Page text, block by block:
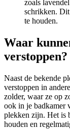
zoals
schrikken.
te houden.
Waar
verstoppen?
Naast de bekende
verstoppen in
zolder, waar ze op
ook in je badkamer
plekken zijn. Het is
houden en